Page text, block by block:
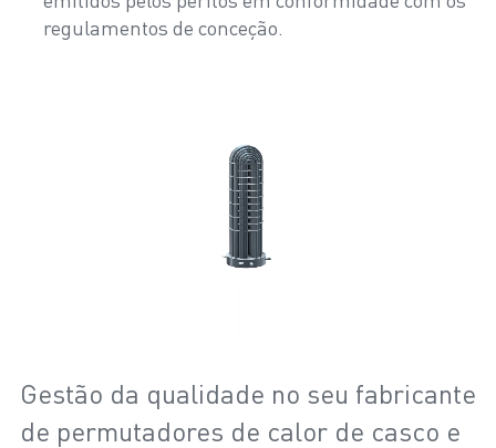
regulamentos de conceção.
Gestão da qualidade no seu fabricante
de permutadores de calor de casco e